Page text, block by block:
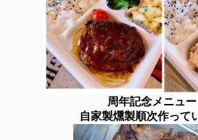
周年記念メニュー
自家製燻製順次作って